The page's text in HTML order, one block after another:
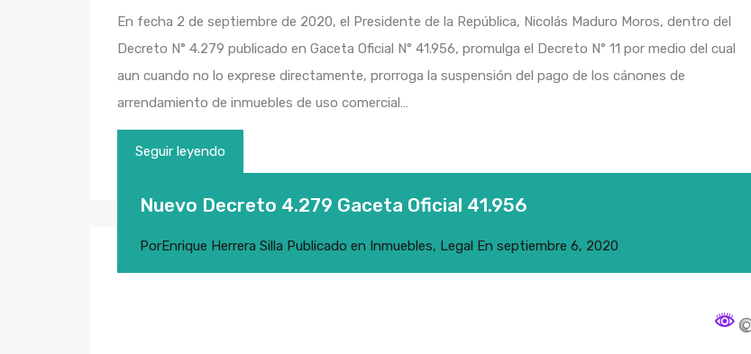
En fecha 2 de septiembre de 2020, el Presidente de la República, Nicolás Maduro Moros, dentro del
Decreto N° 4.279 publicado en Gaceta Oficial N° 41.956, promulga el Decreto N° 11 por medio del cual
aun cuando no lo exprese directamente, prorroga la suspensión del pago de los cánones de
arrendamiento de inmuebles de uso comercial…
Seguir leyendo
Nuevo Decreto 4.279 Gaceta Oficial 41.956
PorEnrique Herrera Silla Publicado en Inmuebles, Legal En septiembre 6, 2020